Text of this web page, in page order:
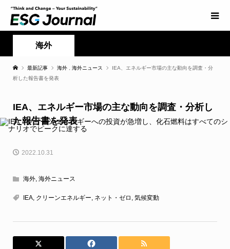
海外
最新記事 海外 海外ニュース
IEA、エネルギー市場の主な動向を調査・分
析した報告書を発表
IEA、エネルギー市場の主な動向を調査・分析し
た報告書を発表
2022.10.31
海外, 海外ニュース
IEA, クリーンエネルギー, ネット・ゼロ , 気候変動